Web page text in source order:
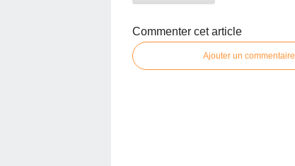
Commenter cet article
Ajouter un commentaire